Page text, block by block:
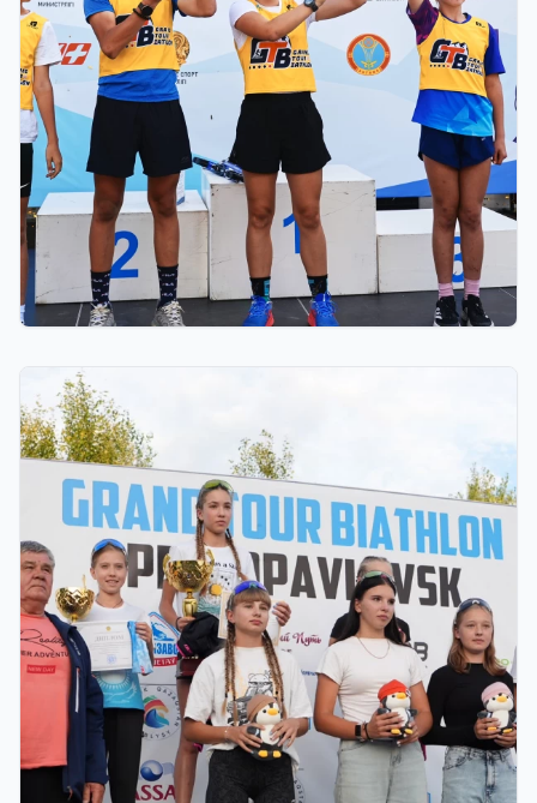
ФИНАЛ: АСТАНАДА GRAND TOUR BIATHLON
ҚОРЫТЫНДЫ КЕЗЕҢІ ӨТЕДІ